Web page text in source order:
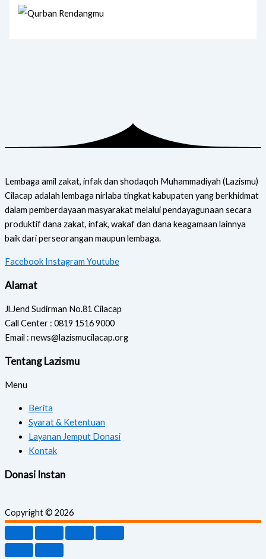
Lembaga amil zakat, infak dan shodaqoh Muhammadiyah (Lazismu)
Cilacap adalah lembaga nirlaba tingkat kabupaten yang berkhidmat
dalam pemberdayaan masyarakat melalui pendayagunaan secara
produktif dana zakat, infak, wakaf dan dana keagamaan lainnya
baik dari perseorangan maupun lembaga.
Facebook Instagram Youtube
Alamat
Jl.Jend Sudirman No.81 Cilacap
Call Center : 0819 1516 9000
Email : news@lazismucilacap.org
Tentang Lazismu
Menu
Berita
Syarat & Ketentuan
Layanan Jemput Donasi
Kontak
Donasi Instan
Copyright © 2026